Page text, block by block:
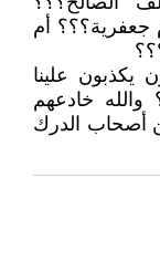
أم
يكذبون علينا
والله خادعهم
أصحاب الدرك